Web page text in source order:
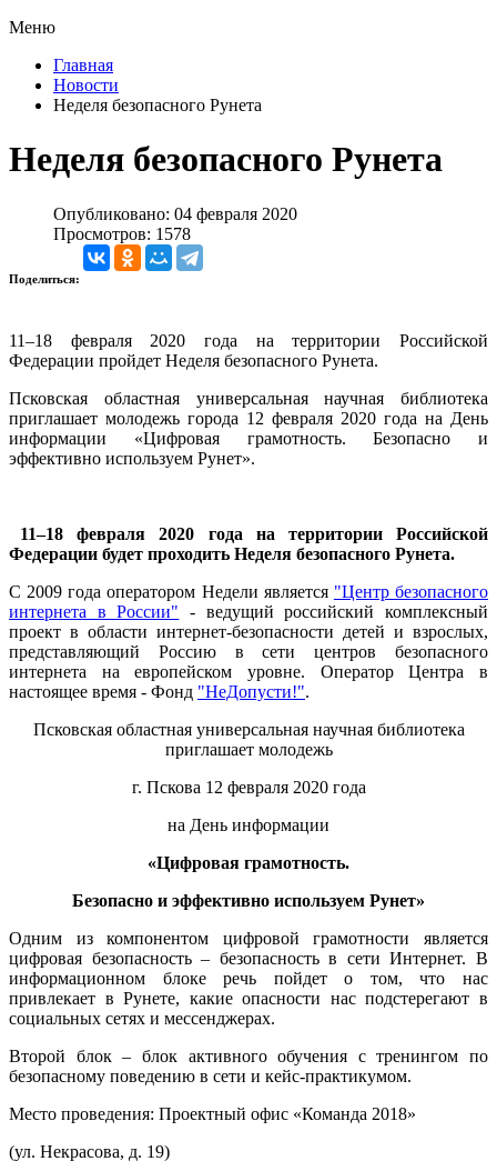
Меню
Главная
Новости
Неделя безопасного Рунета
Неделя безопасного Рунета
Опубликовано: 04 февраля 2020
Просмотров: 1578
Поделиться:
11–18 февраля 2020 года на территории Российской
Федерации пройдет Неделя безопасного Рунета.
Псковская областная универсальная научная библиотека
приглашает молодежь города 12 февраля 2020 года на День
информации «Цифровая грамотность. Безопасно и
эффективно используем Рунет».
11–18 февраля 2020 года на территории Российской
Федерации будет проходить Неделя безопасного Рунета.
С 2009 года оператором Недели является "Центр безопасного
интернета в России" - ведущий российский комплексный
проект в области интернет-безопасности детей и взрослых,
представляющий Россию в сети центров безопасного
интернета на европейском уровне. Оператор Центра в
настоящее время - Фонд "НеДопусти!".
Псковская областная универсальная научная библиотека
приглашает молодежь
г. Пскова 12 февраля 2020 года
на День информации
«Цифровая грамотность.
Безопасно и эффективно используем Рунет»
Одним из компонентом цифровой грамотности является
цифровая безопасность – безопасность в сети Интернет. В
информационном блоке речь пойдет о том, что нас
привлекает в Рунете, какие опасности нас подстерегают в
социальных сетях и мессенджерах.
Второй блок – блок активного обучения с тренингом по
безопасному поведению в сети и кейс-практикумом.
Место проведения: Проектный офис «Команда 2018»
(ул. Некрасова, д. 19)